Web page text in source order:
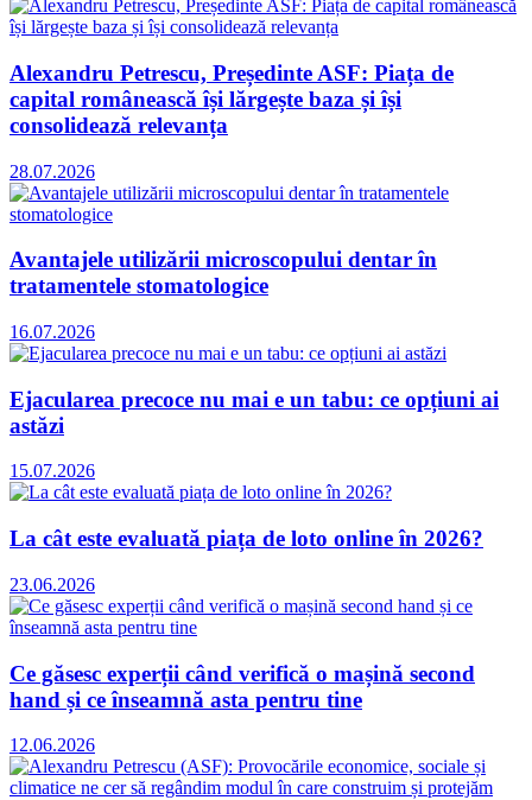
Alexandru Petrescu, Președinte ASF: Piața de
capital românească își lărgește baza și își
consolidează relevanța
28.07.2026
Avantajele utilizării microscopului dentar în
tratamentele stomatologice
16.07.2026
Ejacularea precoce nu mai e un tabu: ce opțiuni ai
astăzi
15.07.2026
La cât este evaluată piața de loto online în 2026?
23.06.2026
Ce găsesc experții când verifică o mașină second
hand și ce înseamnă asta pentru tine
12.06.2026